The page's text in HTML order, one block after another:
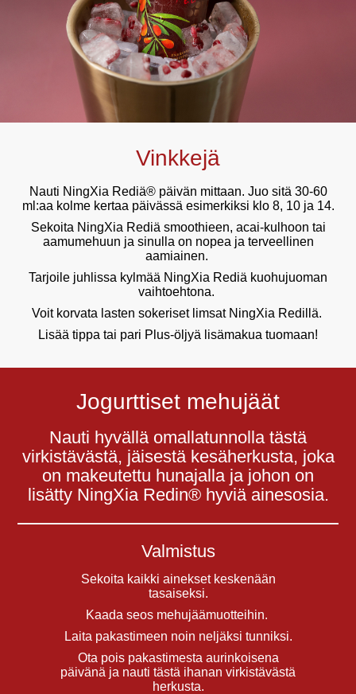
Vinkkejä
Nauti NingXia Rediä® päivän mittaan. Juo sitä 30-60
ml:aa kolme kertaa päivässä esimerkiksi klo 8, 10 ja 14.
Sekoita NingXia Rediä smoothieen, acai-kulhoon tai
aamumehuun ja sinulla on nopea ja terveellinen
aamiainen.
Tarjoile juhlissa kylmää NingXia Rediä kuohujuoman
vaihtoehtona.
Voit korvata lasten sokeriset limsat NingXia Redillä.
Lisää tippa tai pari Plus-öljyä lisämakua tuomaan!
Jogurttiset mehujäät
Nauti hyvällä omallatunnolla tästä
virkistävästä, jäisestä kesäherkusta, joka
on makeutettu hunajalla ja johon on
lisätty NingXia Redin® hyviä ainesosia.
Valmistus
Sekoita kaikki ainekset keskenään
tasaiseksi.
Kaada seos mehujäämuotteihin.
Laita pakastimeen noin neljäksi tunniksi.
Ota pois pakastimesta aurinkoisena
päivänä ja nauti tästä ihanan virkistävästä
herkusta.